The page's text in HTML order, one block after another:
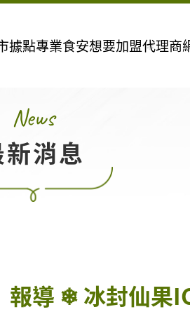
據點專業食安想要加盟代理商
News
新消息
導 ❄ 冰封仙果